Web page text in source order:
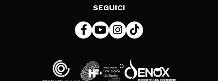
SEGUICI